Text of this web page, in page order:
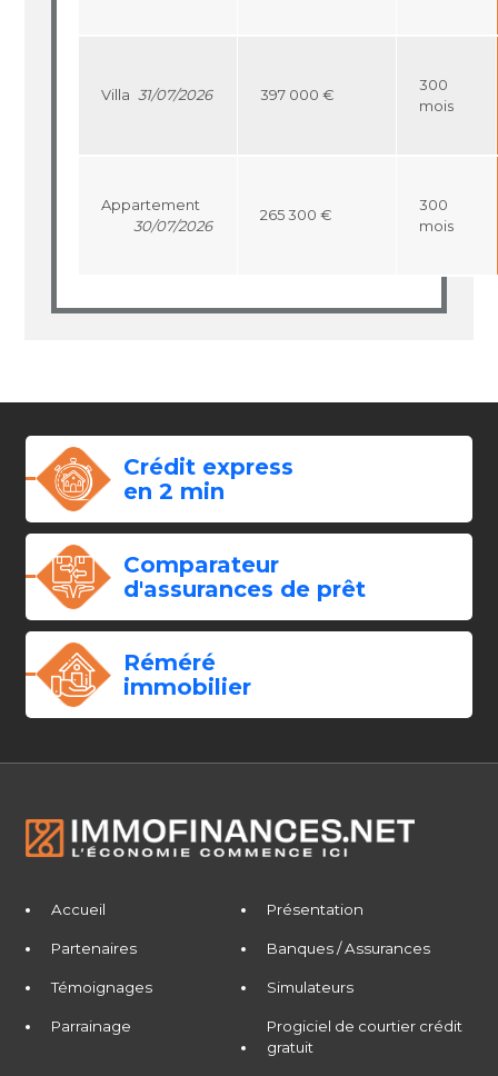
Villa 31/07/2026 397 000 €
300
mois
Appartement
30/07/2026
265 300 €
300
mois
Crédit express
en 2 min
Comparateur
d'assurances de prêt
Réméré
immobilier
Accueil Présentation
Partenaires Banques / Assurances
Témoignages Simulateurs
Parrainage
Progiciel de courtier crédit
gratuit